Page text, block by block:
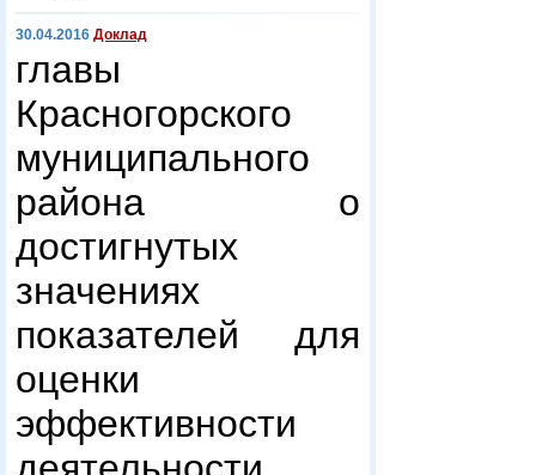
30.04.2016 Доклад
главы
Красногорского
муниципального
района о
достигнутых
значениях
показателей для
оценки
эффективности